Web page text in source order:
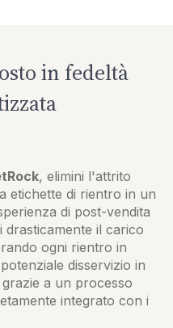
in fedeltà
, elimini l'attrito
etichette di rientro in un
di post-vendita
drasticamente il carico
ogni rientro in
disservizio in
a un processo
integrato con i